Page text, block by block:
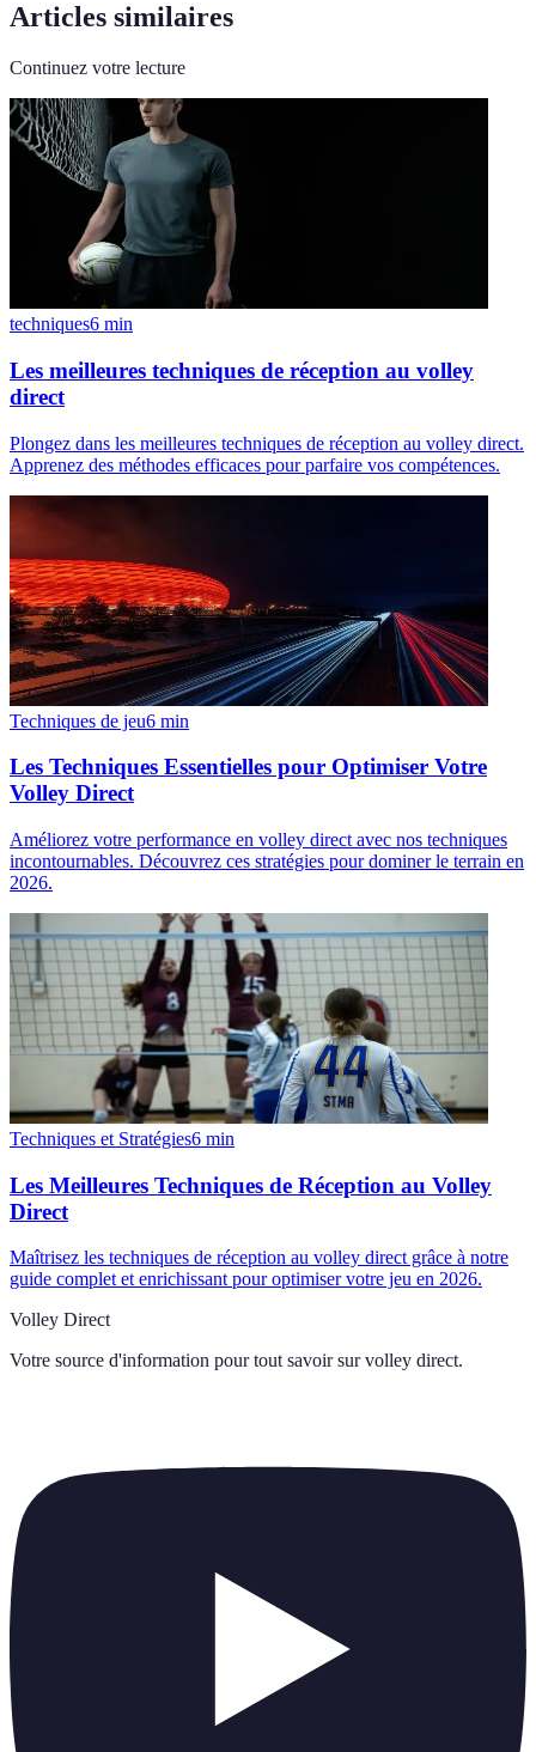
Articles similaires
Continuez votre lecture
techniques6 min
Les meilleures techniques de réception au volley
direct
Plongez dans les meilleures techniques de réception au volley direct.
Apprenez des méthodes efficaces pour parfaire vos compétences.
Techniques de jeu6 min
Les Techniques Essentielles pour Optimiser Votre
Volley Direct
Améliorez votre performance en volley direct avec nos techniques
incontournables. Découvrez ces stratégies pour dominer le terrain en
2026.
Techniques et Stratégies6 min
Les Meilleures Techniques de Réception au Volley
Direct
Maîtrisez les techniques de réception au volley direct grâce à notre
guide complet et enrichissant pour optimiser votre jeu en 2026.
Volley Direct
Votre source d'information pour tout savoir sur volley direct.